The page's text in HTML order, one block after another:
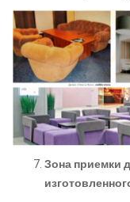
Зона приемки